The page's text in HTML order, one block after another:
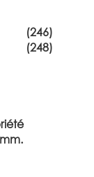
(246)
(248)